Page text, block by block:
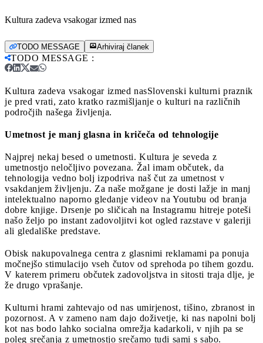
Kultura zadeva vsakogar izmed nas
TODO MESSAGE Arhiviraj članek
TODO MESSAGE :
Kultura zadeva vsakogar izmed nasSlovenski kulturni praznik
je pred vrati, zato kratko razmišljanje o kulturi na različnih
področjih našega življenja.
Umetnost je manj glasna in kričeča od tehnologije
Najprej nekaj besed o umetnosti. Kultura je seveda z
umetnostjo neločljivo povezana. Žal imam občutek, da
tehnologija vedno bolj izpodriva naš čut za umetnost v
vsakdanjem življenju. Za naše možgane je dosti lažje in manj
intelektualno naporno gledanje videov na Youtubu od branja
dobre knjige. Drsenje po sličicah na Instagramu hitreje poteši
našo željo po instant zadovoljitvi kot ogled razstave v galeriji
ali gledališke predstave.
Obisk nakupovalnega centra z glasnimi reklamami pa ponuja
močnejšo stimulacijo vseh čutov od sprehoda po tihem gozdu.
V katerem primeru občutek zadovoljstva in sitosti traja dlje, je
že drugo vprašanje.
Kulturni hrami zahtevajo od nas umirjenost, tišino, zbranost in
pozornost. A v zameno nam dajo doživetje, ki nas napolni bolj
kot nas bodo lahko socialna omrežja kadarkoli, v njih pa se
poleg srečanja z umetnostjo srečamo tudi sami s sabo.